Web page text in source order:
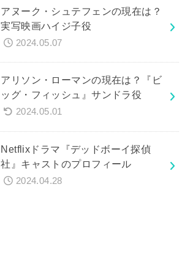
アヌーク・シュテフェンの現在は？
実写映画ハイジ子役
2024.05.07
アリソン・ローマンの現在は？『ビ
ッグ・フィッシュ』サンドラ役
2024.05.01
Netflixドラマ『デッドボーイ探偵
社』キャストのプロフィール
2024.04.28